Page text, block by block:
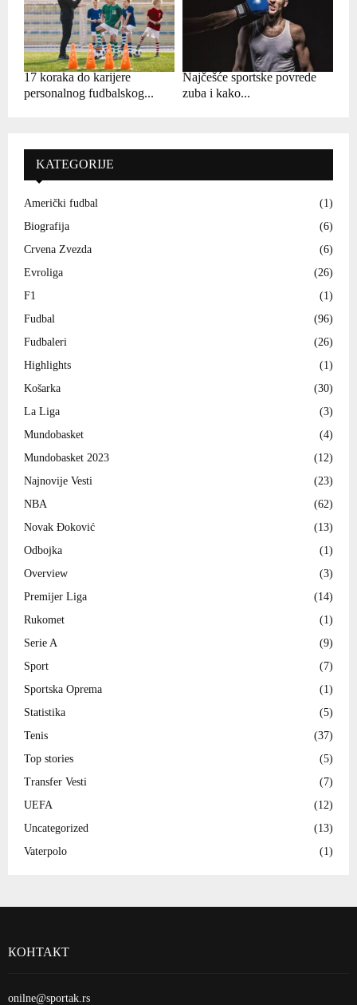
17 koraka do karijere
personalnog fudbalskog...
Najčešće sportske povrede
zuba i kako...
KATEGORIJE
Američki fudbal
(1)
Biografija
(6)
Crvena Zvezda
(6)
Evroliga
(26)
F1
(1)
Fudbal
(96)
Fudbaleri
(26)
Highlights
(1)
Košarka
(30)
La Liga
(3)
Mundobasket
(4)
Mundobasket 2023
(12)
Najnovije Vesti
(23)
NBA
(62)
Novak Đoković
(13)
Odbojka
(1)
Overview
(3)
Premijer Liga
(14)
Rukomet
(1)
Serie A
(9)
Sport
(7)
Sportska Oprema
(1)
Statistika
(5)
Tenis
(37)
Top stories
(5)
Transfer Vesti
(7)
UEFA
(12)
Uncategorized
(13)
Vaterpolo
(1)
КОНТАКТ
onilne@sportak.rs